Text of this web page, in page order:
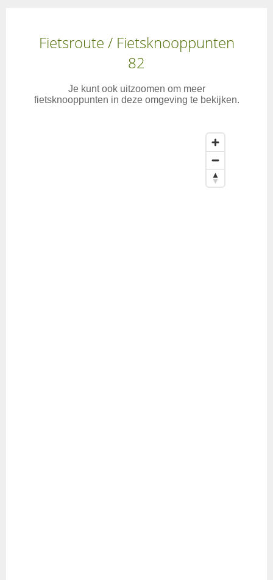
Fietsroute / Fietsknooppunten
82
Je kunt ook uitzoomen om meer
fietsknooppunten in deze omgeving te bekijken.